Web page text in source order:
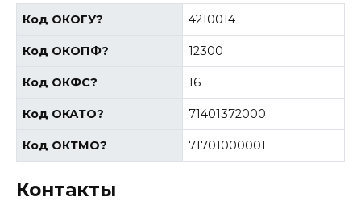
Код ОКОГУ? 4210014
Код ОКОПФ? 12300
Код ОКФС? 16
Код ОКАТО? 71401372000
Код ОКТМО? 71701000001
Контакты